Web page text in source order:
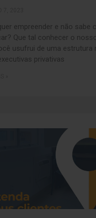
empreender e não sabe
Que tal conhecer o
usufrui de uma estrutura
privativas